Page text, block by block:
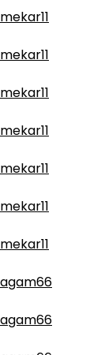
mekar11
mekar11
mekar11
mekar11
mekar11
mekar11
mekar11
agam66
agam66